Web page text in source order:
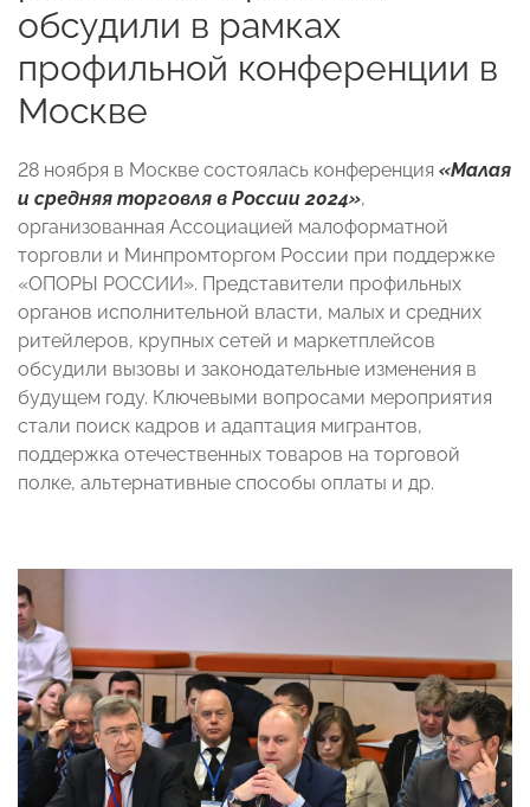
обсудили в рамках
профильной конференции в
Москве
28 ноября в Москве состоялась конференция «Малая
и средняя торговля в России 2024»,
организованная Ассоциацией малоформатной
торговли и Минпромторгом России при поддержке
«ОПОРЫ РОССИИ». Представители профильных
органов исполнительной власти, малых и средних
ритейлеров, крупных сетей и маркетплейсов
обсудили вызовы и законодательные изменения в
будущем году. Ключевыми вопросами мероприятия
стали поиск кадров и адаптация мигрантов,
поддержка отечественных товаров на торговой
полке, альтернативные способы оплаты и др.